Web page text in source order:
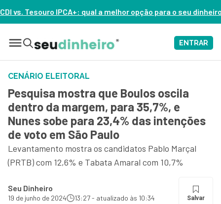
a melhor opção para o seu dinheiro hoje? – ASSISTA AGORA
ENTRAR
CENÁRIO ELEITORAL
Pesquisa mostra que Boulos oscila
dentro da margem, para 35,7%, e
Nunes sobe para 23,4% das intenções
de voto em São Paulo
Levantamento mostra os candidatos Pablo Marçal
(PRTB) com 12,6% e Tabata Amaral com 10,7%
Seu Dinheiro
19 de junho de 2024 13:27 - atualizado às 10:34 Salvar